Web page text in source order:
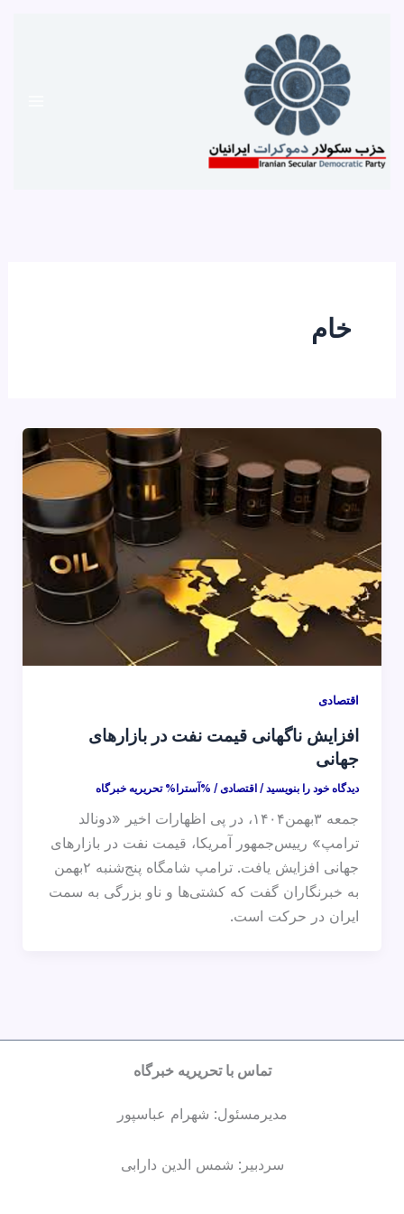
خام
اقتصادی
افزایش ناگهانی قیمت نفت در بازارهای
جهانی
دیدگاه‌ خود را بنویسید / اقتصادی/ %آسترا% تحریریه خبرگاه
جمعه ۳بهمن۱۴۰۴، در پی اظهارات اخیر «دونالد
ترامپ» رییس‌جمهور آمریکا، قیمت نفت در بازارهای
جهانی افزایش یافت. ترامپ شامگاه پنج‌شنبه ۲بهمن
به خبرنگاران گفت که کشتی‌ها و ناو بزرگی به سمت
ایران در حرکت است.
تماس با تحریریه خبرگاه
مدیرمسئول: شهرام عباسپور
سردبیر: شمس الدین دارابی